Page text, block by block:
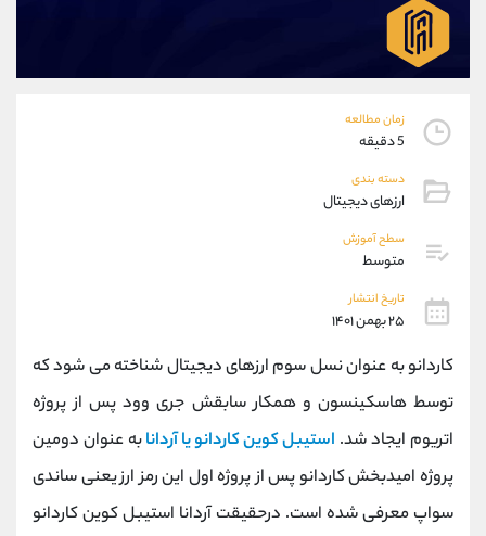
زمان مطالعه
5 دقیقه
دسته بندی
ارزهای دیجیتال
سطح آموزش
متوسط
تاریخ انتشار
۲۵ بهمن ۱۴۰۱
کاردانو به عنوان نسل سوم ارزهای دیجیتال شناخته می شود که
توسط هاسکینسون و همکار سابقش جری وود پس از پروژه
اتریوم ایجاد شد. استیبل کوین کاردانو یا آردانابه عنوان دومین
پروژه امیدبخش کاردانو پس از پروژه اول این رمز ارز یعنی ساندی
سواپ معرفی شده است. درحقیقتآردانا استیبل کوین کاردانو
واتساپ
تلگرام
پشتیبان فروش
موبایل
واتساپ
داخلی
اطلاعات تماس (دفتر فروش)
تلفن 021-22021030
بدون پیش شماره 90001030
اینستاگرام @alireza.mehrabii
کانال تلگرام @alirezamehrabi_com